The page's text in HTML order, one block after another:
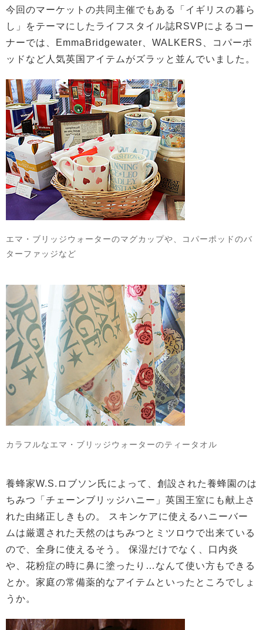
今回のマーケットの共同主催でもある「イギリスの暮ら
し」をテーマにしたライフスタイル誌RSVPによるコー
ナーでは、EmmaBridgewater、WALKERS、コパーポ
ッドなど人気英国アイテムがズラッと並んでいました。
エマ・ブリッジウォーターのマグカップや、コパーポッドのバ
ターファッジなど
カラフルなエマ・ブリッジウォーターのティータオル
養蜂家W.S.ロブソン氏によって、創設された養蜂園のは
ちみつ「チェーンブリッジハニー」英国王室にも献上さ
れた由緒正しきもの。 スキンケアに使えるハニーバー
ムは厳選された天然のはちみつとミツロウで出来ている
ので、全身に使えるそう。 保湿だけでなく、口内炎
や、花粉症の時に鼻に塗ったり…なんて使い方もできる
とか。家庭の常備薬的なアイテムといったところでしょ
うか。